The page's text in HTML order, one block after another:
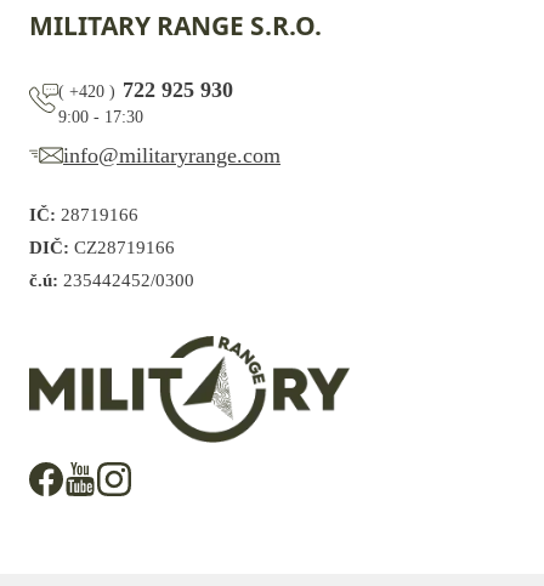
MILITARY RANGE S.R.O.
( +420 ) 722 925 930
9:00 - 17:30
info@militaryrange.com
IČ: 28719166
DIČ: CZ28719166
č.ú: 235442452/0300